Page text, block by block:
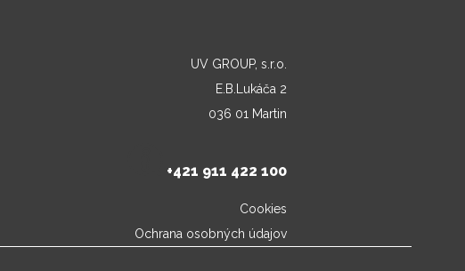
UV GROUP, s.r.o.
E.B.Lukáča 2
036 01 Martin
+421 911 422 100
Cookies
Ochrana osobných údajov